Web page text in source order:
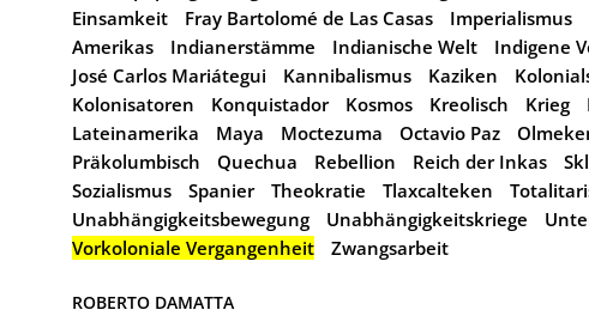
Einsamkeit
Fray Bartolomé de Las Casas Imperialismus
Amerikas
Indianerstämme Indianische Welt Indigene
José Carlos Mariátegui
Kannibalismus Kaziken
Kolonisatoren
Konquistador Kosmos Kreolisch Krieg
Lateinamerika
Maya Moctezuma Octavio Paz
Präkolumbisch
Quechua Rebellion Reich der Inkas
Sozialismus
Spanier Theokratie Tlaxcalteken
Unabhängigkeitsbewegung
Unabhängigkeitskriege
Vorkoloniale Vergangenheit
Zwangsarbeit
ROBERTO DAMATTA